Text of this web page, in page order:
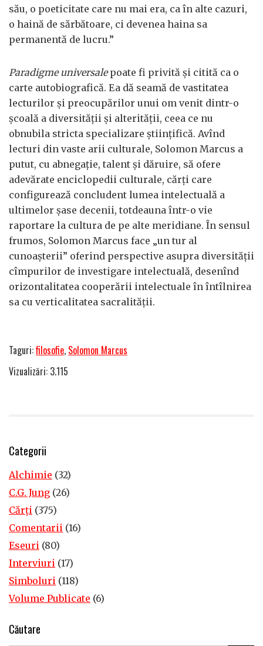
său, o poeticitate care nu mai era, ca în alte cazuri,
o haină de sărbătoare, ci devenea haina sa
permanentă de lucru.”
Paradigme universalepoate fi privită și citită ca o
carte autobiografică. Ea dă seamă de vastitatea
lecturilor și preocupărilor unui om venit dintr-o
școală a diversității și alterității, ceea ce nu
obnubila stricta specializare științifică. Avînd
lecturi din vaste arii culturale, Solomon Marcus a
putut, cu abnegație, talent și dăruire, să ofere
adevărate enciclopedii culturale, cărți care
configurează concludent lumea intelectuală a
ultimelor șase decenii, totdeauna într-o vie
raportare la cultura de pe alte meridiane. În sensul
frumos, Solomon Marcus face „un tur al
cunoașterii” oferind perspective asupra diversității
cîmpurilor de investigare intelectuală, desenînd
orizontalitatea cooperării intelectuale în întîlnirea
sa cu verticalitatea sacralității.
Taguri:filosofie, Solomon Marcus
Vizualizări: 3.115
Categorii
Alchimie (32)
C.G. Jung (26)
Cărţi (375)
Comentarii (16)
Eseuri (80)
Interviuri (17)
Simboluri (118)
Volume Publicate (6)
Căutare